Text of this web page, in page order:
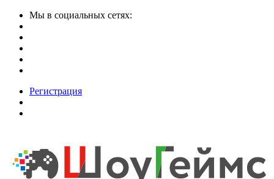
Мы в социальных сетях:
Регистрация